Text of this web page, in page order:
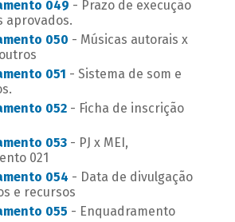
049 - Prazo de execução
aprovados.
050 - Músicas autorais x
051 - Sistema de som e
052 - Ficha de inscrição
053 - PJ x MEI,
021
054 - Data de divulgação
e recursos
055 - Enquadramento